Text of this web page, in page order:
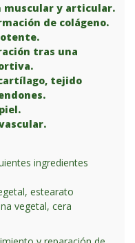
muscular y articular.
de colágeno.
tras una
tejido
ingredientes
estearato
vegetal, cera